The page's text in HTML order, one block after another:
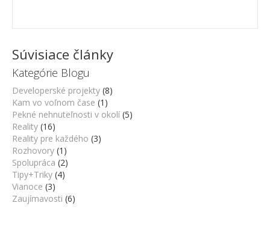
Súvisiace články
Kategórie Blogu
Developerské projekty (8)
Kam vo voľnom čase (1)
Pekné nehnuteľnosti v okolí (5)
Reality (16)
Reality pre každého (3)
Rozhovory (1)
Spolupráca (2)
Tipy+Triky (4)
Vianoce (3)
Zaujímavosti (6)